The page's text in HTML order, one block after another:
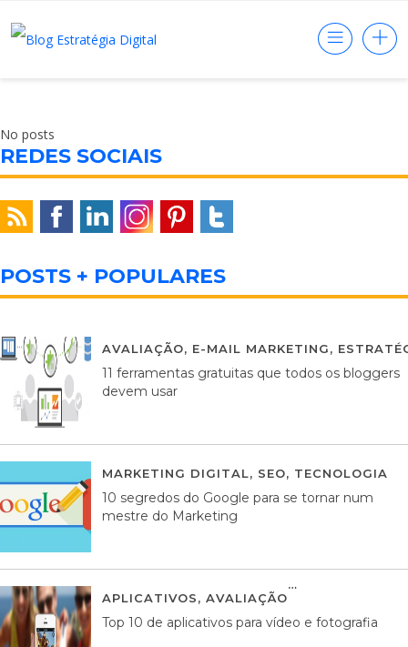
No posts
REDES SOCIAIS
POSTS + POPULARES
AVALIAÇÃO, E-MAIL MARKETING,
11 ferramentas gratuitas que todos os bloggers
devem usar
MARKETING DIGITAL, SEO, TECNOLOGIA
10 segredos do Google para se tornar num
mestre do Marketing
APLICATIVOS, AVALIAÇÃO
Top 10 de aplicativos para vídeo e fotografia